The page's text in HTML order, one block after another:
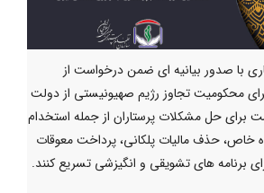
با صدور بیانیه ای ضمن درخواست از
محکومیت تجاوز رژیم صهیونیستی از دولت
برای حل مشکلات پرستاران از جمله استخدام
خاص، حذف مالیات پلکانی، پرداخت معوقات
برنامه های تشویقی و انگیزشی تسریع کنند.